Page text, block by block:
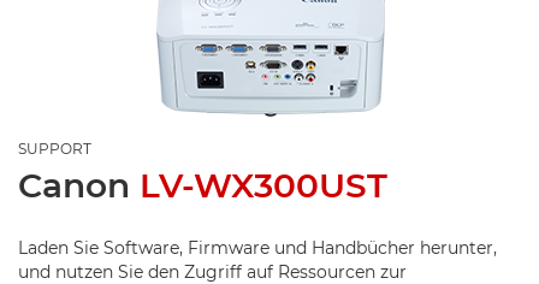
SUPPORT
Canon LV-WX300UST
Laden Sie Software, Firmware und Handbücher herunter,
und nutzen Sie den Zugriff auf Ressourcen zur